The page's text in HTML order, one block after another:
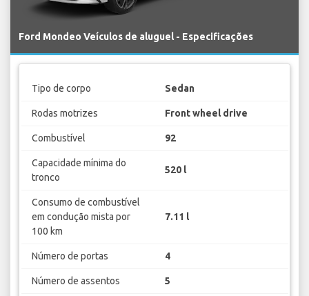
Ford Mondeo Veículos de aluguel - Especificações
Tipo de corpo Sedan
Rodas motrizes Front wheel drive
Combustível 92
Capacidade mínima do
tronco
520 l
Consumo de combustível
em condução mista por
100 km
7.11 l
Número de portas 4
Número de assentos 5